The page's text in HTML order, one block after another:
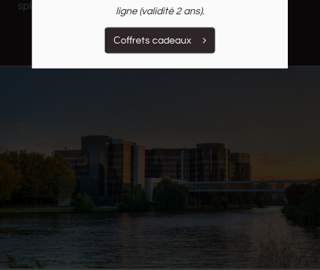
splendide.
ligne (validité 2 ans).
Coffrets cadeaux